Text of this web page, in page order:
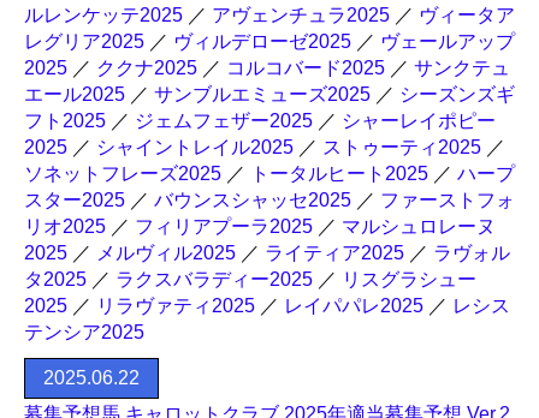
ルレンケッテ2025 ／ アヴェンチュラ2025 ／ ヴィータア
レグリア2025 ／ ヴィルデローゼ2025 ／ ヴェールアップ
2025 ／ ククナ2025 ／ コルコバード2025 ／ サンクテュ
エール2025 ／ サンブルエミューズ2025 ／ シーズンズギ
フト2025 ／ ジェムフェザー2025 ／ シャーレイポピー
2025 ／ シャイントレイル2025 ／ ストゥーティ2025 ／
ソネットフレーズ2025 ／ トータルヒート2025 ／ ハープ
スター2025 ／ バウンスシャッセ2025 ／ ファーストフォ
リオ2025 ／ フィリアプーラ2025 ／ マルシュロレーヌ
2025 ／ メルヴィル2025 ／ ライティア2025 ／ ラヴォル
タ2025 ／ ラクスバラディー2025 ／ リスグラシュー
2025 ／ リラヴァティ2025 ／ レイパパレ2025 ／ レシス
テンシア2025
2025.06.22
募集予想馬 キャロットクラブ 2025年適当募集予想 Ver.2